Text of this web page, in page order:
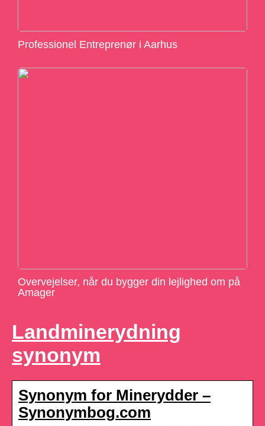
Professionel Entreprenør i Aarhus
Overvejelser, når du bygger din lejlighed om på
Amager
Landminerydning
synonym
Synonym for Minerydder –
Synonymbog.com